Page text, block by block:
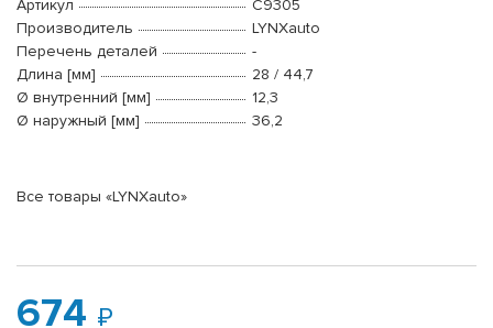
Артикул
C9305
Производитель
LYNXauto
Перечень деталей
-
Длина [мм]
28 / 44,7
Ø внутренний [мм]
12,3
Ø наружный [мм]
36,2
Все товары «LYNXauto»
674